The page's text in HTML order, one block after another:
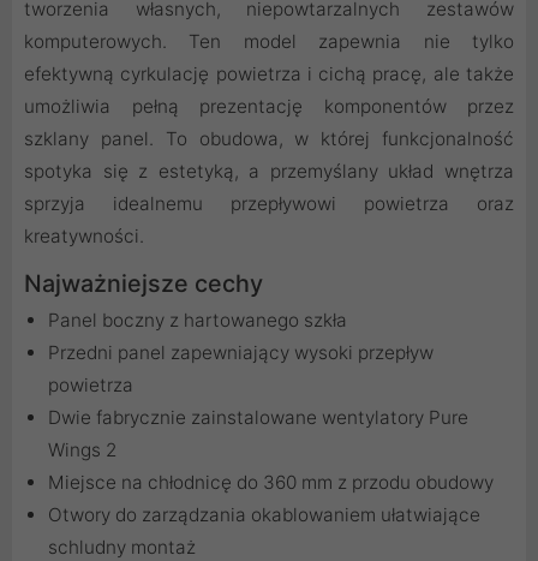
tworzenia własnych, niepowtarzalnych zestawów
komputerowych. Ten model zapewnia nie tylko
efektywną cyrkulację powietrza i cichą pracę, ale także
umożliwia pełną prezentację komponentów przez
szklany panel. To obudowa, w której funkcjonalność
spotyka się z estetyką, a przemyślany układ wnętrza
sprzyja idealnemu przepływowi powietrza oraz
kreatywności.
Najważniejsze cechy
Panel boczny z hartowanego szkła
Przedni panel zapewniający wysoki przepływ
powietrza
Dwie fabrycznie zainstalowane wentylatory Pure
Wings 2
Miejsce na chłodnicę do 360 mm z przodu obudowy
Otwory do zarządzania okablowaniem ułatwiające
schludny montaż